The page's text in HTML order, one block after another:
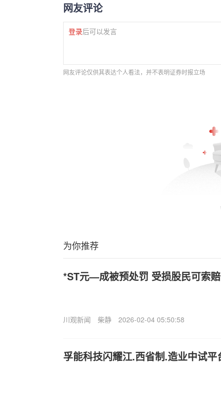
网友评论
登录后可以发言
网友评论仅供其表达个人看法，并不表明证券时报立场
为你推荐
*ST元—成被预处罚 受损股民可索赔
川观新闻 柴静 2026-02-04 05:50:58
孚能科技闪耀江.西省制.造业中试平